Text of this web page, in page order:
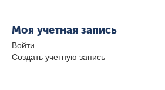
Моя учетная запись
Войти
Создать учетную запись